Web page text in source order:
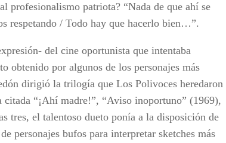
profesionalismo patriota? “Nada de que ahí se
respetando / Todo hay que hacerlo bien…”.
del cine oportunista que intentaba
obtenido por algunos de los personajes más
dirigió la trilogía que Los Polivoces heredaron
“¡Ahí madre!”, “Aviso inoportuno” (1969),
tres, el talentoso dueto ponía a la disposición de
personajes bufos para interpretar sketches más